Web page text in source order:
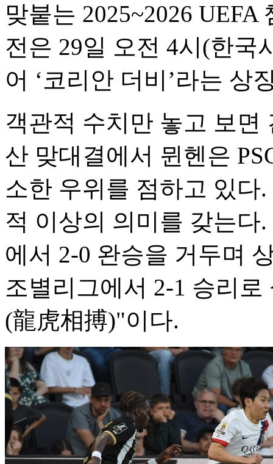
맞붙는 2025~2026
전은 29일 오전 4시(한국
어 ‘코리안 더비’라는 상
객관적 수치만 놓고 보면
산 맞대결에서 뮌헨은
소한 우위를 점하고 있다
적 이상의 의미를 갖는다
에서 2-0 완승을 거두며
조별리그에서 2-1 승리
(龍虎相搏)"이다.